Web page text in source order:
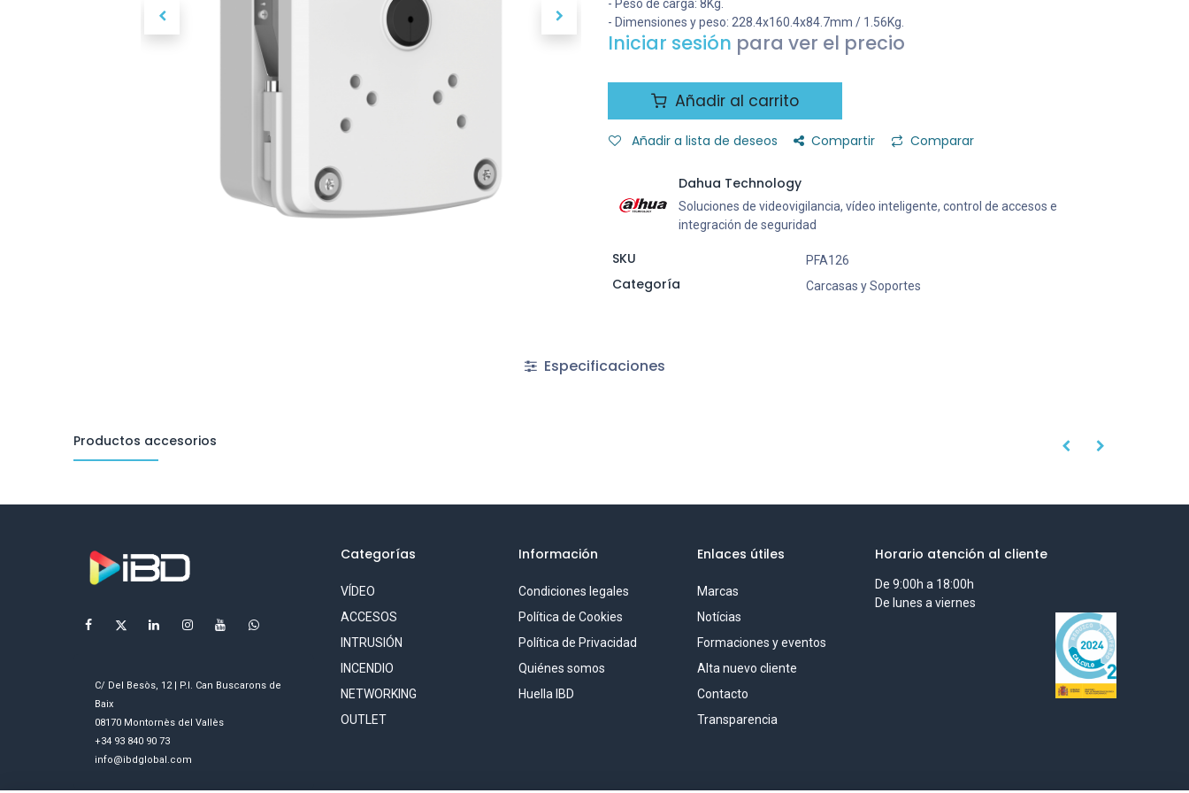
- Peso de carga: 8Kg.
- Dimensiones y peso: 228.4x160.4x84.7mm / 1.56Kg.
Iniciar sesión para ver el precio
Añadir al carrito
Añadir a lista de deseos Compartir Comparar
Dahua Technology
Soluciones de videovigilancia, vídeo inteligente, control de accesos e
integración de seguridad
SKU PFA126
Categoría Carcasas y Soportes
Especificaciones
Productos accesorios
C/ Del Besòs, 12 | P.I. Can Buscarons de
Baix
08170 Montornès del Vallès
+34 93 840 90 73
info@ibdglobal.com
Categorías
VÍDEO
ACCESOS
INTRUSIÓN
INCENDIO
NETWORKING
OUTLET
Información
Condiciones legales
Política de Cookies
Política de Privacidad
Quiénes somos
Huella IBD
Enlaces útiles
Marcas
Notícias
Formaciones y eventos
Alta nuevo cliente
Contacto
Transparencia
Horario atención al cliente
De 9:00h a 18:00h
De lunes a viernes